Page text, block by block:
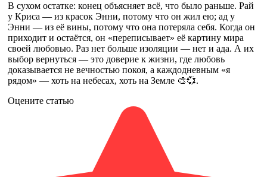
В сухом остатке: конец объясняет всё, что было раньше. Рай
у Криса — из красок Энни, потому что он жил ею; ад у
Энни — из её вины, потому что она потеряла себя. Когда он
приходит и остаётся, он «переписывает» её картину мира
своей любовью. Раз нет больше изоляции — нет и ада. А их
выбор вернуться — это доверие к жизни, где любовь
доказывается не вечностью покоя, а каждодневным «я
рядом» — хоть на небесах, хоть на Земле 🎨💞.
Оцените статью